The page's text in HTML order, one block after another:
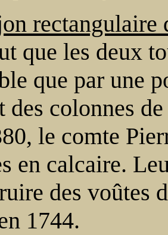
rectangulaire
que les deux
que par une
des colonnes
le comte
en calcaire.
des voûtes
1744.